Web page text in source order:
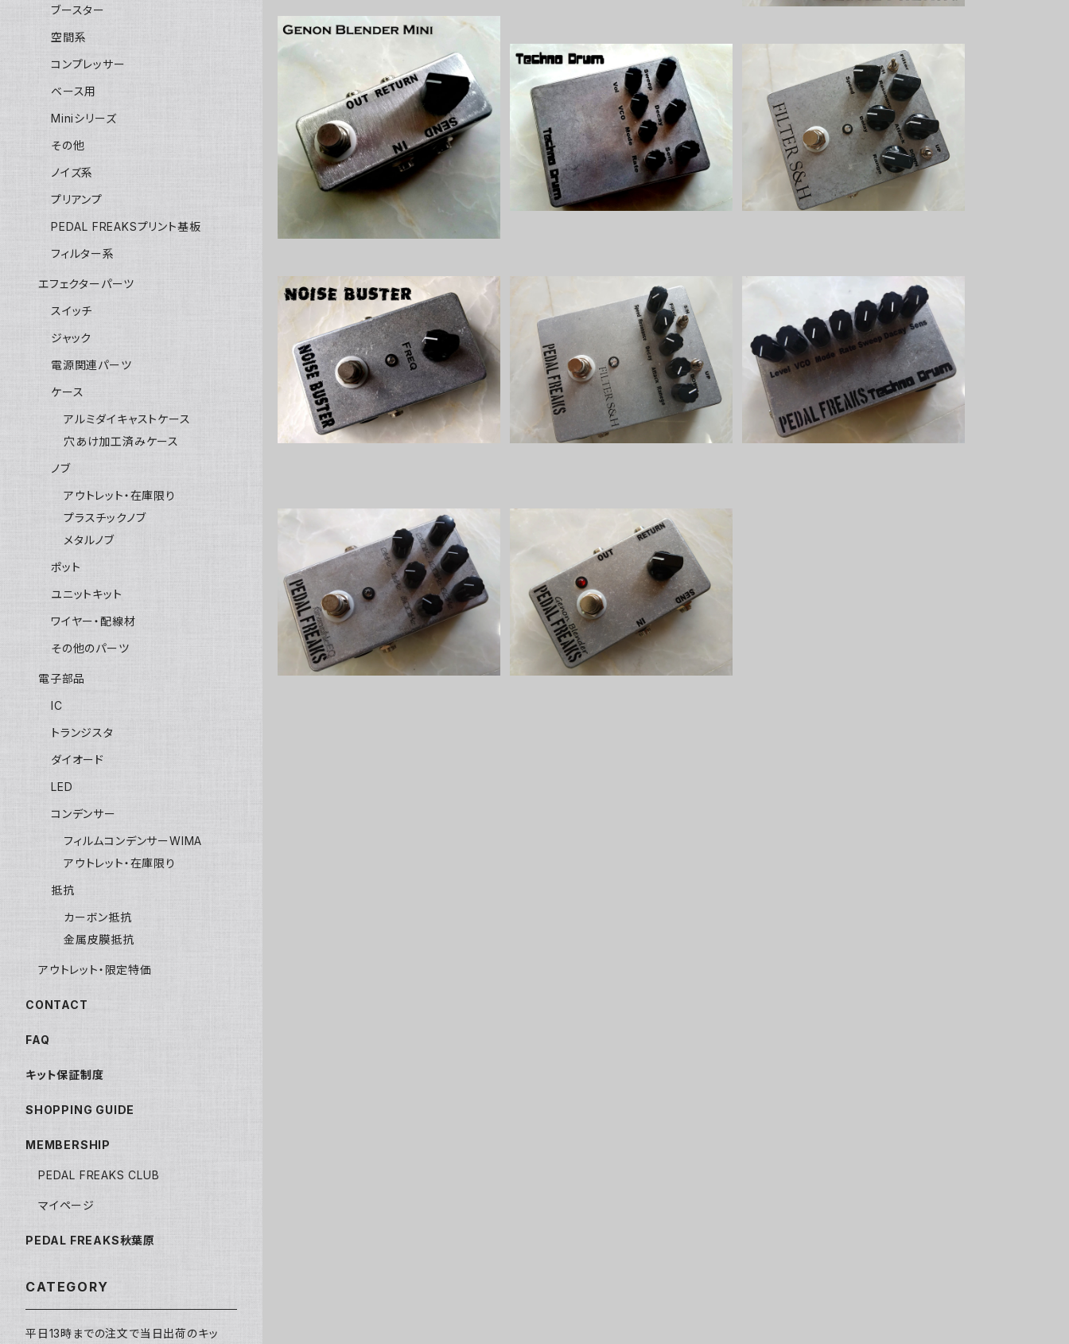
Genon Blender Mini 原音ブレンド
キット【BASIC KIT】
¥4,500
Techno Drumドラムシンセキット【B
ASIC KIT】
¥7,000
Filter S&Hサンプル＆ホールドキット
【BASIC KIT】
¥8,500
Noise Busterキット【BASIC KIT】
¥6,500
Fiter S&H キット【PEDAL FREAK
S】
¥8,800
Techno Drum キット【PEDAL FRE
AKS】
¥6,600
Graphic EQ キット【PEDAL FREAK
S】
¥8,800
Genon Blenderキット【PEDAL FR
EAKS】
¥4,950
ブースター
空間系
コンプレッサー
ベース用
Miniシリーズ
その他
ノイズ系
プリアンプ
PEDAL FREAKSプリント基板
フィルター系
エフェクターパーツ
スイッチ
ジャック
電源関連パーツ
ケース
アルミダイキャストケース
穴あけ加工済みケース
ノブ
アウトレット・在庫限り
プラスチックノブ
メタルノブ
ポット
ユニットキット
ワイヤー・配線材
その他のパーツ
電子部品
IC
トランジスタ
ダイオード
LED
コンデンサー
フィルムコンデンサーWIMA
アウトレット・在庫限り
抵抗
カーボン抵抗
金属皮膜抵抗
アウトレット・限定特価
CONTACT
FAQ
キット保証制度
SHOPPING GUIDE
MEMBERSHIP
PEDAL FREAKS CLUB
マイページ
PEDAL FREAKS秋葉原
CATEGORY
平日13時までの注文で当日出荷のキッ